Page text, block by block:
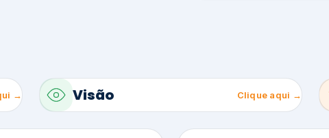
→ Visão Clique aqui →